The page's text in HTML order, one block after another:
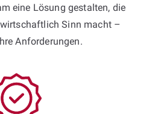
eine Lösung gestalten, die
Sinn macht –
Anforderungen.